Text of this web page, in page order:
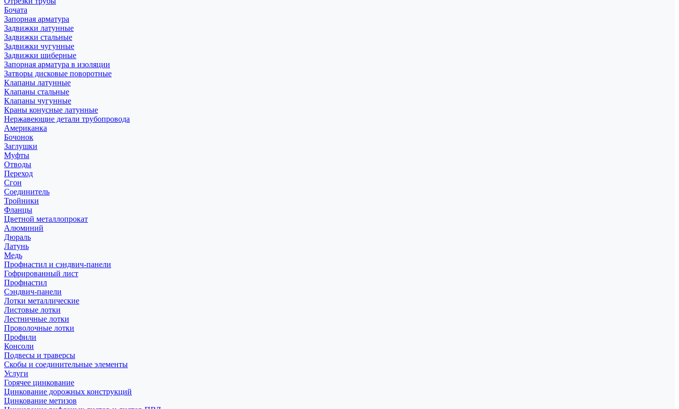
Бочата
Запорная арматура
Задвижки латунные
Задвижки стальные
Задвижки чугунные
Задвижки шиберные
Запорная арматура в изоляции
Затворы дисковые поворотные
Клапаны латунные
Клапаны стальные
Клапаны чугунные
Краны конусные латунные
Нержавеющие детали трубопровода
Американка
Бочонок
Заглушки
Муфты
Отводы
Переход
Сгон
Соединитель
Тройники
Фланцы
Цветной металлопрокат
Алюминий
Дюраль
Латунь
Медь
Профнастил и сэндвич-панели
Гофрированный лист
Профнастил
Сэндвич-панели
Лотки металлические
Листовые лотки
Лестничные лотки
Проволочные лотки
Профили
Консоли
Подвесы и траверсы
Скобы и соединительные элементы
Услуги
Горячее цинкование
Цинкование дорожных конструкций
Цинкование метизов